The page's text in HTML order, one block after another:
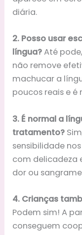
diária.
2. Posso usar
língua?Até
não remove
machucar a
poucos reais e
3. É normal a
tratamento?
sensibilidade
com delicadeza
dor ou
4. Crianças
Podem sim! A
conseguem